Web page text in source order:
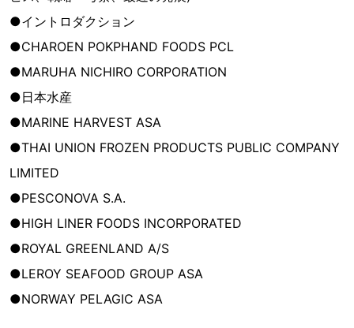
●イントロダクション
●CHAROEN POKPHAND FOODS PCL
●MARUHA NICHIRO CORPORATION
●日本水産
●MARINE HARVEST ASA
●THAI UNION FROZEN PRODUCTS PUBLIC COMPANY
LIMITED
●PESCONOVA S.A.
●HIGH LINER FOODS INCORPORATED
●ROYAL GREENLAND A/S
●LEROY SEAFOOD GROUP ASA
●NORWAY PELAGIC ASA